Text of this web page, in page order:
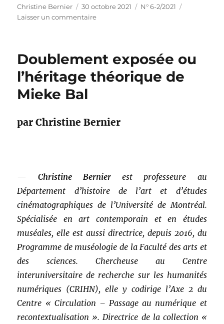
Auteur
Christine Bernier
Publié
le
30 octobre 2021 Catégories
N° 6-2/2021
Laisser un commentairesur
de
l’exposition :
relire
Mieke
Doublement exposée ou
l’héritage théorique de
Mieke Bal
par Christine Bernier
— Christine Bernierest professeure au
Département d’histoire de l’art et d’études
cinématographiques de l’Université de Montréal.
Spécialisée en art contemporain et en études
muséales, elle est aussi directrice, depuis 2016, du
Programme de muséologie de la Faculté des arts et
des sciences. Chercheuse au Centre
interuniversitaire de recherche sur les humanités
numériques (CRIHN), elle y codirige l’Axe 2 du
Centre « Circulation – Passage au numérique et
recontextualisation ». Directrice de la collection «